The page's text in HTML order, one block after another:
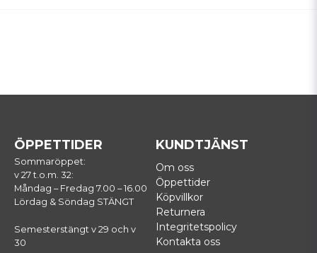
ÖPPETTIDER
Sommaröppet:
v 27 t.o.m. 32:
Måndag – Fredag 7.00 – 16.00
Lördag & Söndag STÄNGT
Semesterstängt v 29 och v
30
KUNDTJÄNST
Om oss
Öppettider
Köpvillkor
Returnera
Integritetspolicy
Kontakta oss